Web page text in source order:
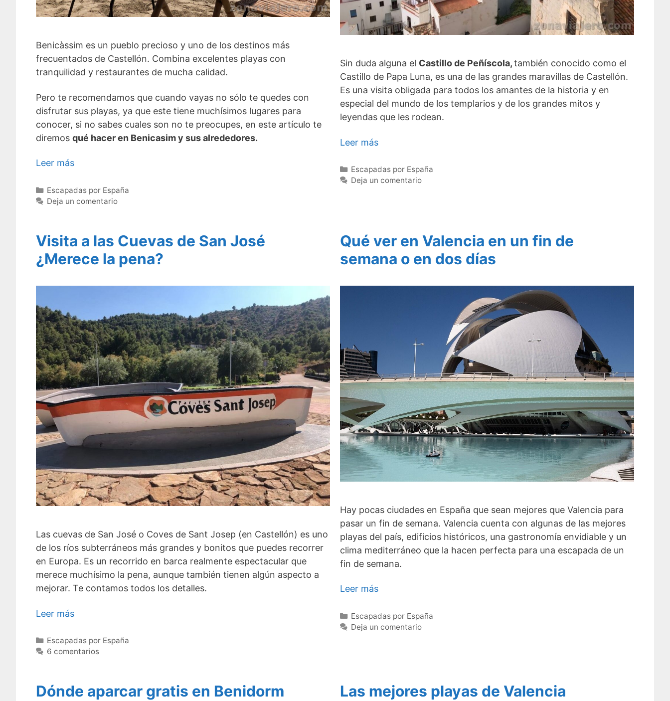
Benicàssim es un pueblo precioso y uno de los destinos más
frecuentados de Castellón. Combina excelentes playas con
tranquilidad y restaurantes de mucha calidad.
Pero te recomendamos que cuando vayas no sólo te quedes con
disfrutar sus playas, ya que este tiene muchísimos lugares para
conocer, si no sabes cuales son no te preocupes, en este artículo te
diremos qué hacer en Benicasim y sus alrededores.
Leer más
Categorías
Escapadas por España
Deja un comentario
Sin duda alguna el Castillo de Peñíscola,también conocido como el
Castillo de Papa Luna, es una de las grandes maravillas de Castellón.
Es una visita obligada para todos los amantes de la historia y en
especial del mundo de los templarios y de los grandes mitos y
leyendas que les rodean.
Leer más
Categorías
Escapadas por España
Deja un comentario
Visita a las Cuevas de San José
¿Merece la pena?
Las cuevas de San José o Coves de Sant Josep (en Castellón) es uno
de los ríos subterráneos más grandes y bonitos que puedes recorrer
en Europa. Es un recorrido en barca realmente espectacular que
merece muchísimo la pena, aunque también tienen algún aspecto a
mejorar. Te contamos todos los detalles.
Leer más
Categorías
Escapadas por España
6 comentarios
Qué ver en Valencia en un fin de
semana o en dos días
Hay pocas ciudades en España que sean mejores que Valencia para
pasar un fin de semana. Valencia cuenta con algunas de las mejores
playas del país, edificios históricos, una gastronomía envidiable y un
clima mediterráneo que la hacen perfecta para una escapada de un
fin de semana.
Leer más
Categorías
Escapadas por España
Deja un comentario
Dónde aparcar gratis en Benidorm Las mejores playas de Valencia